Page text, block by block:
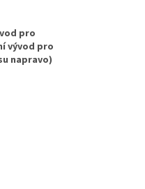
pro
vývod pro
napravo)